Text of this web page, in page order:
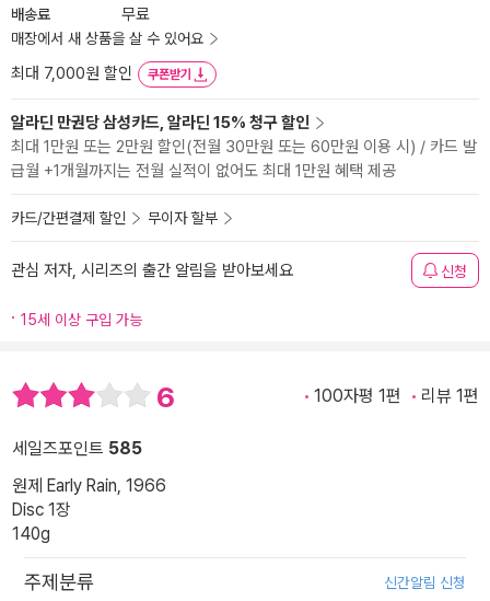
배송료 무료
매장에서 새 상품을 살 수 있어요
최대 7,000원 할인 쿠폰받기
알라딘 만권당 삼성카드, 알라딘 15% 청구 할인
최대 1만원 또는 2만원 할인(전월 30만원 또는 60만원 이용 시) / 카드 발
급월 +1개월까지는 전월 실적이 없어도 최대 1만원 혜택 제공
카드/간편결제 할인 무이자 할부
관심 저자, 시리즈의 출간 알림을 받아보세요 신청
15세 이상 구입 가능
6 100자평 1편 리뷰 1편
세일즈포인트 585
원제 Early Rain, 1966
Disc 1장
140g
주제분류 신간알림 신청